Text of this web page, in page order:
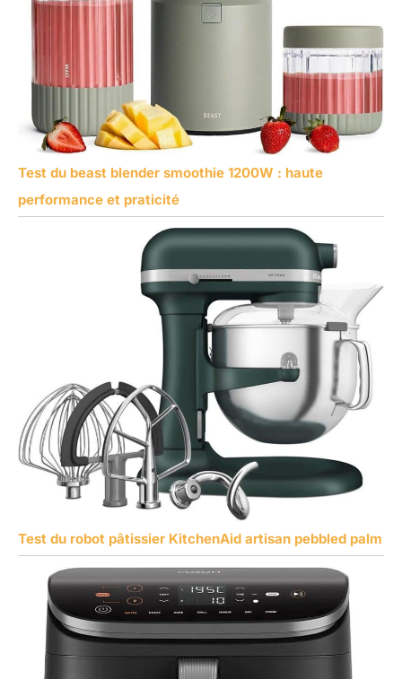
Test du beast blender smoothie 1200W : haute
performance et praticité
Test du robot pâtissier KitchenAid artisan pebbled palm